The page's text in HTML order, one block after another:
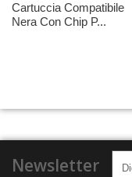
Cartuccia Compatibile
Nera Con Chip P...
Newsletter